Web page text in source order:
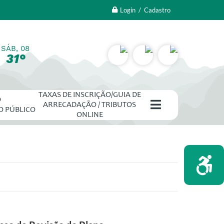
Login / Cadastro
SÁB, 08
31°
PÚBLICO
TAXAS DE INSCRIÇÃO/GUIA DE
ARRECADAÇÃO / TRIBUTOS
ONLINE